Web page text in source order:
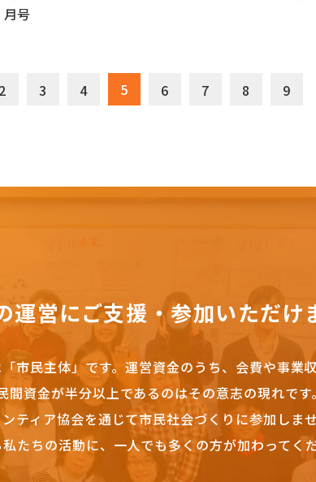
月号
2 3 4 5 6 7 8 9
運営にご支援・参加いただけ
市民主体」です。 運営資金のうち、会費や事業収
間資金が半分以上であるのはその意志の現れです。
ティア協会を通じて市民社会づくりに参加しま
たちの活動に、一人でも多くの方が加わってく